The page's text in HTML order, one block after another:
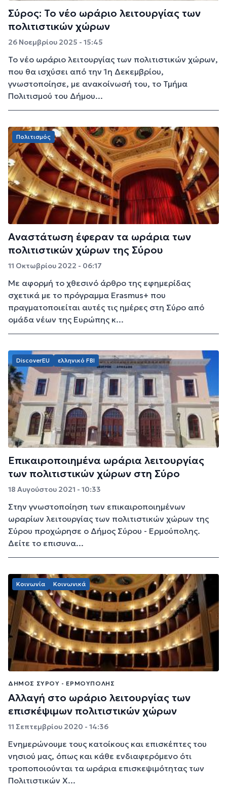
Σύρος: Το νέο ωράριο λειτουργίας των
πολιτιστικών χώρων
26 Νοεμβρίου 2025 - 15:45
Το νέο ωράριο λειτουργίας των πολιτιστικών χώρων,
που θα ισχύσει από την 1η Δεκεμβρίου,
γνωστοποίησε, με ανακοίνωσή του, το Τμήμα
Πολιτισμού του Δήμου...
Πολιτισμός
Aναστάτωση έφεραν τα ωράρια των
πολιτιστικών χώρων της Σύρου
11 Οκτωβρίου 2022 - 06:17
Με αφορμή το χθεσινό άρθρο της εφημερίδας
σχετικά με το πρόγραμμα Erasmus+ που
πραγματοποιείται αυτές τις ημέρες στη Σύρο από
ομάδα νέων της Ευρώπης κ...
DiscoverEU ελληνικό FBI
Επικαιροποιημένα ωράρια λειτουργίας
των πολιτιστικών χώρων στη Σύρο
18 Αυγούστου 2021 - 10:33
Στην γνωστοποίηση των επικαιροποιημένων
ωραρίων λειτουργίας των πολιτιστικών χώρων της
Σύρου προχώρησε ο Δήμος Σύρου - Ερμούπολης.
Δείτε το επισυνα...
Κοινωνία Κοινωνικά
ΔΉΜΟΣ ΣΎΡΟΥ - ΕΡΜΟΎΠΟΛΗΣ
Αλλαγή στο ωράριο λειτουργίας των
επισκέψιμων πολιτιστικών χώρων
11 Σεπτεμβρίου 2020 - 14:36
Ενημερώνουμε τους κατοίκους και επισκέπτες του
νησιού μας, όπως και κάθε ενδιαφερόμενο ότι
τροποποιούνται τα ωράρια επισκεψιμότητας των
Πολιτιστικών Χ...